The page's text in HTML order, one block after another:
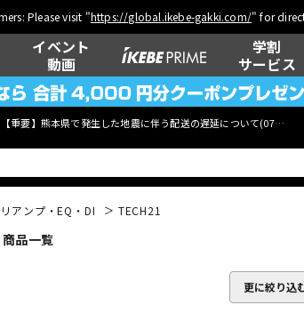
Please visit "https://global.ikebe-gakki.com/" for
イベント
動画
学割
サービス
【重要】熊本県で発生した地震に伴う配送の遅延について(07月29日
アンプ・EQ・DI TECH21
品一覧
更に絞り込